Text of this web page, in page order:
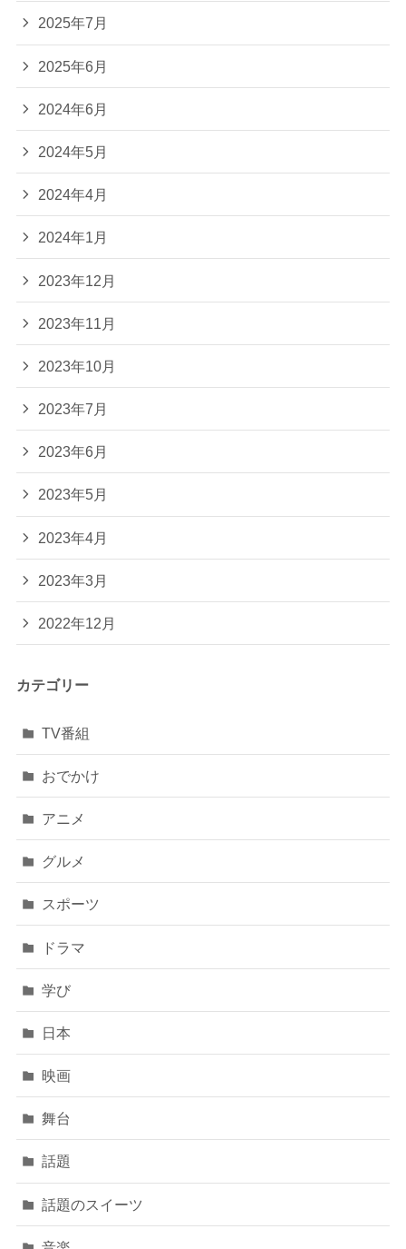
2025年7月
2025年6月
2024年6月
2024年5月
2024年4月
2024年1月
2023年12月
2023年11月
2023年10月
2023年7月
2023年6月
2023年5月
2023年4月
2023年3月
2022年12月
カテゴリー
TV番組
おでかけ
アニメ
グルメ
スポーツ
ドラマ
学び
日本
映画
舞台
話題
話題のスイーツ